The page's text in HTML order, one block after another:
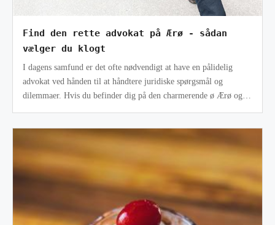
Find den rette advokat på Ærø - sådan
vælger du klogt
I dagens samfund er det ofte nødvendigt at have en pålidelig
advokat ved hånden til at håndtere juridiske spørgsmål og
dilemmaer. Hvis du befinder dig på den charmerende ø Ærø og